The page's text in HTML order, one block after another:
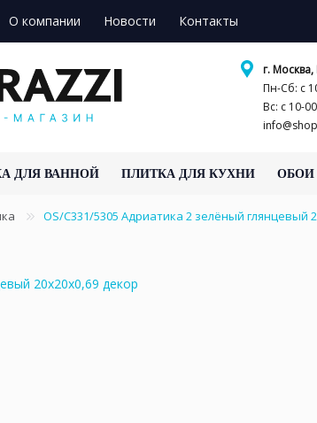
О компании Новости Контакты
г.
Пн-Сб: с
Вс: с 10-
ДЛЯ ВАННОЙ ПЛИТКА ДЛЯ КУХНИ ОБОИ
OS/C331/5305 Адриатика 2 зелёный